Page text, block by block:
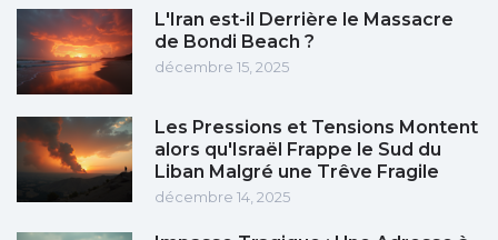
L'Iran est-il Derrière le Massacre
de Bondi Beach ?
décembre 15, 2025
Les Pressions et Tensions Montent
alors qu'Israël Frappe le Sud du
Liban Malgré une Trêve Fragile
décembre 14, 2025